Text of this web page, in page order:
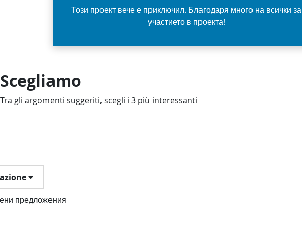
Този проект вече е приключил. Благодаря много на всички за
участието в проекта!
Scegliamo
Tra gli argomenti suggeriti, scegli i 3 più interessanti
предложения